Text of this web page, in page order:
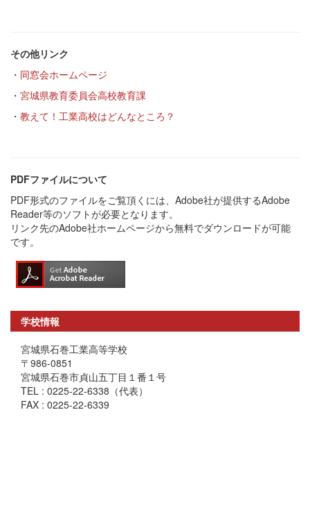
その他リンク
・ 同窓会ホームページ
・ 宮城県教育委員会高校教育課
・ 教えて！工業高校はどんなところ？
PDFファイルについて
PDF形式のファイルをご覧頂くには、Adobe社が提供するAdobe
Reader等のソフトが必要となります。
リンク先のAdobe社ホームページから無料でダウンロードが可能
です。
学校情報
宮城県石巻工業高等学校
〒986-0851
宮城県石巻市貞山五丁目１番１号
TEL : 0225-22-6338（代表）
FAX : 0225-22-6339